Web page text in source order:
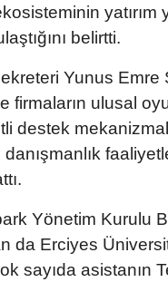
yatırım
belirtti.
Yunus Emre
firmaların ulusal
destek
danışmanlık
Yönetim Kurulu
da Erciyes
sayıda asistanın